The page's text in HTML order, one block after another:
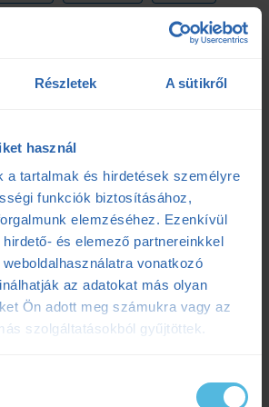
Részletek A sütikről
használ
a tartalmak és hirdetések személyre
funkciók biztosításához,
elemzéséhez. Ezenkívül
és elemező partnereinkkel
vonatkozó
az adatokat más olyan
Ön adott meg számukra vagy az
szolgáltatásokból gyűjtöttek.
Prémium
teljesítményfokozás
triatlon
tudatos teljesítmény
értsd a tudományt